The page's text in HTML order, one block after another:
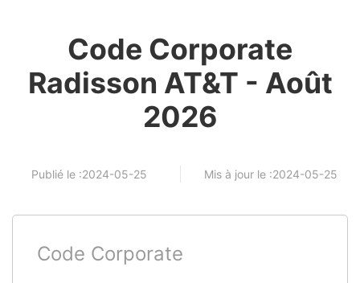
Code Corporate
Radisson AT&T - Août
2026
Publié le :2024-05-25 Mis à jour le :2024-05-25
Code Corporate